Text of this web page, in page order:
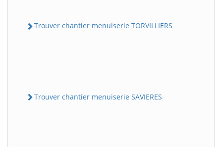
Trouver chantier menuiserie TORVILLIERS
Trouver chantier menuiserie SAVIERES